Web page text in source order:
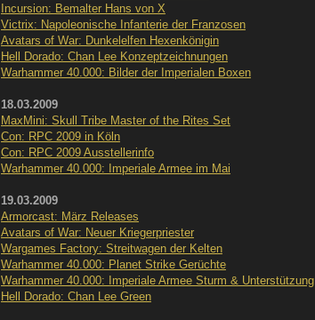
Incursion: Bemalter Hans von X
Victrix: Napoleonische Infanterie der Franzosen
Avatars of War: Dunkelelfen Hexenkönigin
Hell Dorado: Chan Lee Konzeptzeichnungen
Warhammer 40.000: Bilder der Imperialen Boxen
18.03.2009
MaxMini: Skull Tribe Master of the Rites Set
Con: RPC 2009 in Köln
Con: RPC 2009 Ausstellerinfo
Warhammer 40.000: Imperiale Armee im Mai
19.03.2009
Armorcast: März Releases
Avatars of War: Neuer Kriegerpriester
Wargames Factory: Streitwagen der Kelten
Warhammer 40.000: Planet Strike Gerüchte
Warhammer 40.000: Imperiale Armee Sturm & Unterstützung
Hell Dorado: Chan Lee Green